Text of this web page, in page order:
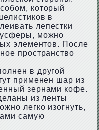
который
в
лепестки
можно
элементов. После
пространство
в другой
применен шар из
зернами кофе.
из ленты
легко изогнуть,
самую